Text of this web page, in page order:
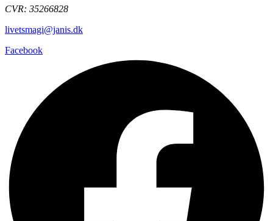
CVR: 35266828
livetsmagi@janis.dk
Facebook